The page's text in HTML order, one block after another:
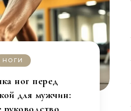
НОГИ
ног перед
для мужчин: